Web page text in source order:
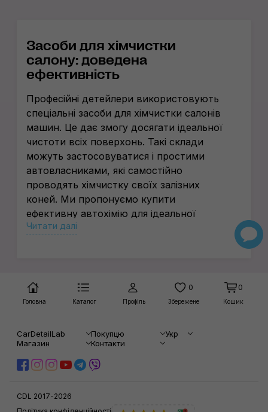
Засоби для хімчистки
салону: доведена
ефективність
Професійні детейлери використовують
спеціальні засоби для хімчистки салонів
машин. Це дає змогу досягати ідеальної
чистоти всіх поверхонь. Такі склади
можуть застосовуватися і простими
автовласниками, які самостійно
проводять хімчистку своїх залізних
коней. Ми пропонуємо купити
ефективну автохімію для ідеальної
чистоти салону будь-якої автівки в
Зараз виробники випускають величезну
різноманітність автохімії для всіх
поліролі для обробки пластику,
спецсклади для миття оббивки. Але
головним засобом для наведення
бездоганного порядку можна назвати
підходять для частого догляду, оскільки
Читати далі
Головна Каталог Профіль
0
Збережене
0
Кошик
CarDetailLab Покупцю
Укр
Магазин
Контакти
CDL 2017-2026